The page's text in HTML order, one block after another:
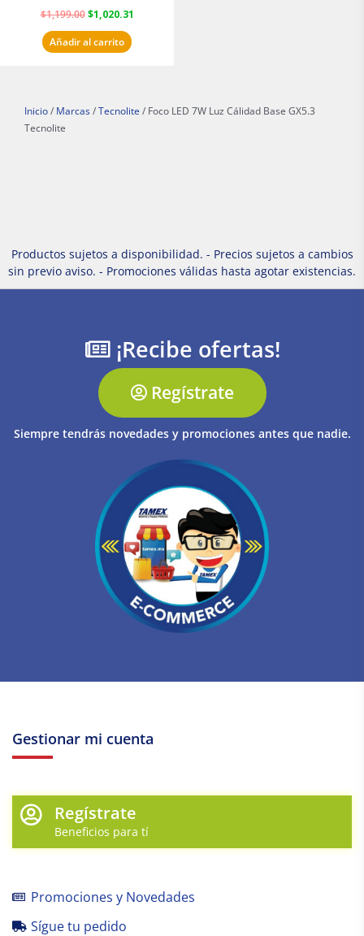
$1,199.00 $1,020.31
Añadir al carrito
Inicio / Marcas / Tecnolite / Foco LED 7W Luz Cálidad Base GX5.3
Tecnolite
Productos sujetos a disponibilidad. - Precios sujetos a cambios
sin previo aviso. - Promociones válidas hasta agotar existencias.
¡Recibe ofertas!
Regístrate
Siempre tendrás novedades y promociones antes que nadie.
Gestionar mi cuenta
Regístrate
Beneficios para tí
Promociones y Novedades
Sígue tu pedido